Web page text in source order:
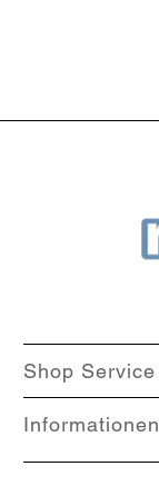
Shop Service
Informationen